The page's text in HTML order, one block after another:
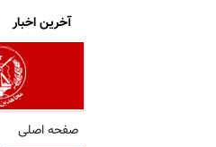
کشور؛ تصمیم کویت در میانه تنشهای منطقه‌یی
آخرین اخبار
صفحه اصلی